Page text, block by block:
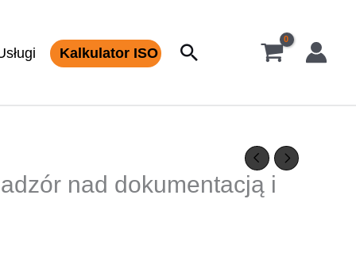
Kalkulator ISO Szukaj
nad dokumentacją i